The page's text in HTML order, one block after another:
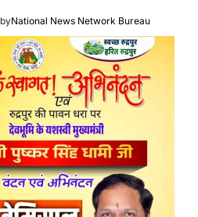
byNational News Network Bureau